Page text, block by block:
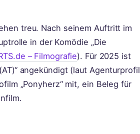
treu. Nach seinem Auftritt im
in der Komödie „Die
– Filmografie). Für 2025 ist
angekündigt (laut Agenturprofil
„Ponyherz“ mit, ein Beleg für